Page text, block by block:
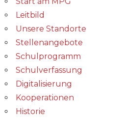
Leitbild
Unsere Standorte
Stellenangebote
Schulprogramm
Schulverfassung
Digitalisierung
Kooperationen
Historie